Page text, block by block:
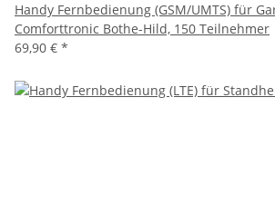
Handy Fernbedienung (GSM/UMTS) für
Comforttronic Bothe-Hild, 150 Teilnehmer
69,90 € *